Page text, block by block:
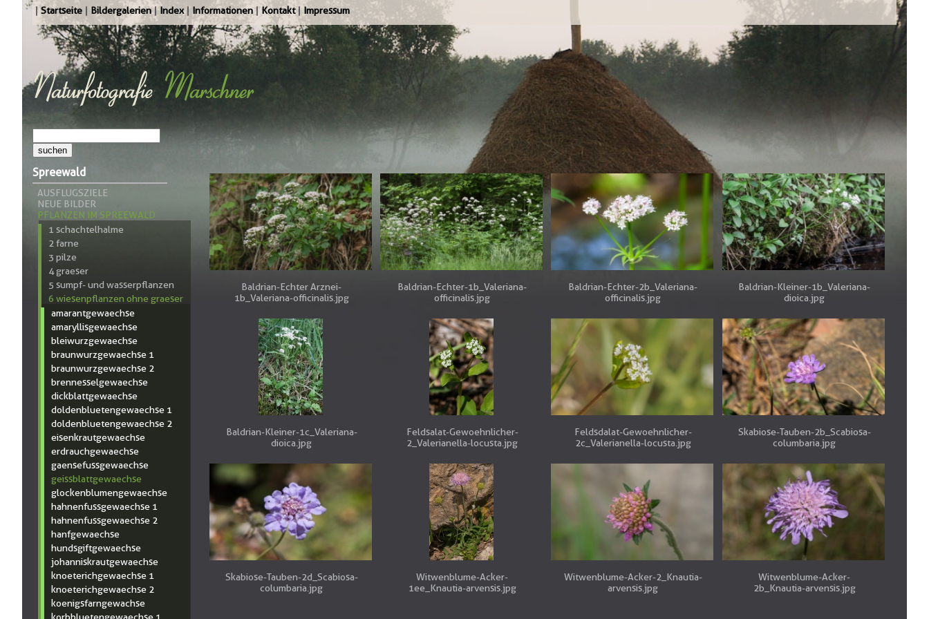
Startseite Bildergalerien Index Informationen Kontakt Impressum
Spreewald
AUSFLUGSZIELE
NEUE BILDER
PFLANZEN IM SPREEWALD
1 schachtelhalme
2 farne
3 pilze
4 graeser
5 sumpf- und wasserpflanzen
6 wiesenpflanzen ohne graeser
amarantgewaechse
amaryllisgewaechse
bleiwurzgewaechse
braunwurzgewaechse 1
braunwurzgewaechse 2
brennesselgewaechse
dickblattgewaechse
doldenbluetengewaechse 1
doldenbluetengewaechse 2
eisenkrautgewaechse
erdrauchgewaechse
gaensefussgewaechse
geissblattgewaechse
glockenblumengewaechse
hahnenfussgewaechse 1
hahnenfussgewaechse 2
hanfgewaechse
hundsgiftgewaechse
johanniskrautgewaechse
knoeterichgewaechse 1
knoeterichgewaechse 2
koenigsfarngewachse
Baldrian-Echter Arznei-
1b_Valeriana-officinalis.jpg
Baldrian-Echter-1b_Valeriana-
officinalis.jpg
Baldrian-Echter-2b_Valeriana-
officinalis.jpg
Baldrian-Kleiner-1b_Valeriana-
dioica.jpg
Baldrian-Kleiner-1c_Valeriana-
dioica.jpg
Feldsalat-Gewoehnlicher-
2_Valerianella-locusta.jpg
Feldsdalat-Gewoehnlicher-
2c_Valerianella-locusta.jpg
Skabiose-Tauben-2b_Scabiosa-
columbaria.jpg
Skabiose-Tauben-2d_Scabiosa-
columbaria.jpg
Witwenblume-Acker-
1ee_Knautia-arvensis.jpg
Witwenblume-Acker-2_Knautia-
arvensis.jpg
Witwenblume-Acker-
2b_Knautia-arvensis.jpg